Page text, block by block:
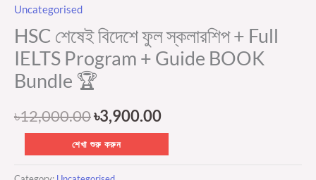
Uncategorised
HSC শেষেই বিদেশে ফুল স্কলারশিপ + Full
IELTS Program + Guide BOOK
Bundle 🏆
৳12,000.00৳3,900.00
Bundle
🏆
quantity
শেখা শুরু করুন